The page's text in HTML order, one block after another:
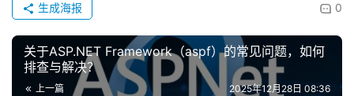
0
生成海报
关于ASP.NET Framework（aspf）的常见问题，如何
排查与解决？
上一篇 2025年12月28日 08:36